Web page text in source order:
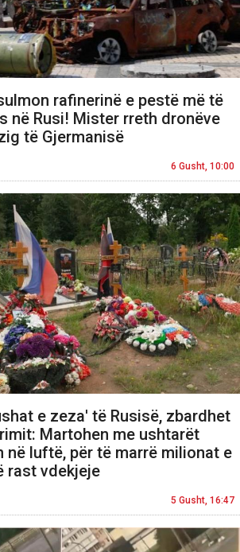
rafinerinë e pestë më të
në Rusi! Mister rreth dronëve
të Gjermanisë
6 Gusht, 10:00
e zeza' të Rusisë, zbardhet
Martohen me ushtarët
në luftë, për të marrë milionat e
rast vdekjeje
5 Gusht, 16:47